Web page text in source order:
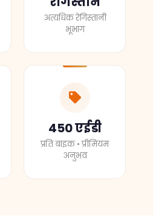
अत्यधिक रेगिस्तानी
भूभाग
450 एईडी
प्रति बाइक • प्रीमियम
अनुभव